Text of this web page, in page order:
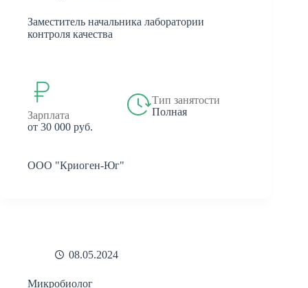
Заместитель начальника лаборатории
контроля качества
Зарплата
от 30 000 руб.
Тип занятости
Полная
ООО "Криоген-Юг"
08.05.2024
Микробиолог